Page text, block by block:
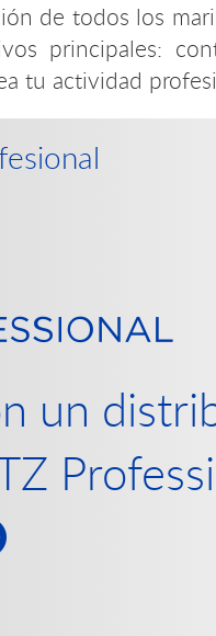
de todos los
principales:
tu actividad
un